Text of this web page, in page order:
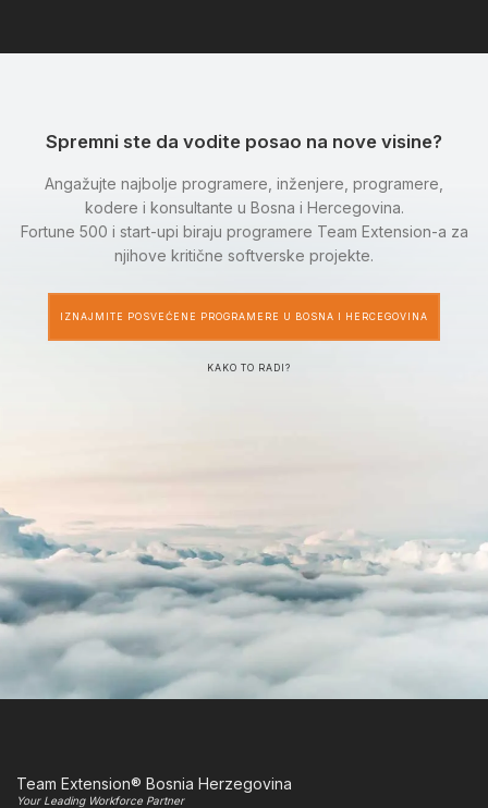
Spremni ste da vodite posao na nove visine?
Angažujte najbolje programere, inženjere, programere,
kodere i konsultante u Bosna i Hercegovina.
Fortune 500 i start-upi biraju programere Team Extension-a za
njihove kritične softverske projekte.
IZNAJMITE POSVEĆENE PROGRAMERE U BOSNA I HERCEGOVINA
KAKO TO RADI?
Team Extension® Bosnia Herzegovina
Your Leading Workforce Partner